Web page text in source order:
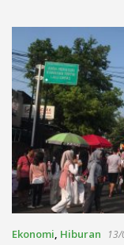
Ekonomi Hiburan